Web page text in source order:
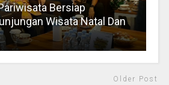
Bersiap
Wisata Natal Dan
Older Post